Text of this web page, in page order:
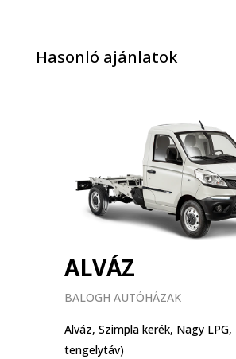
Hasonló ajánlatok
ALVÁZ
BALOGH AUTÓHÁZAK
Alváz, Szimpla kerék, Nagy LPG,
tengelytáv)